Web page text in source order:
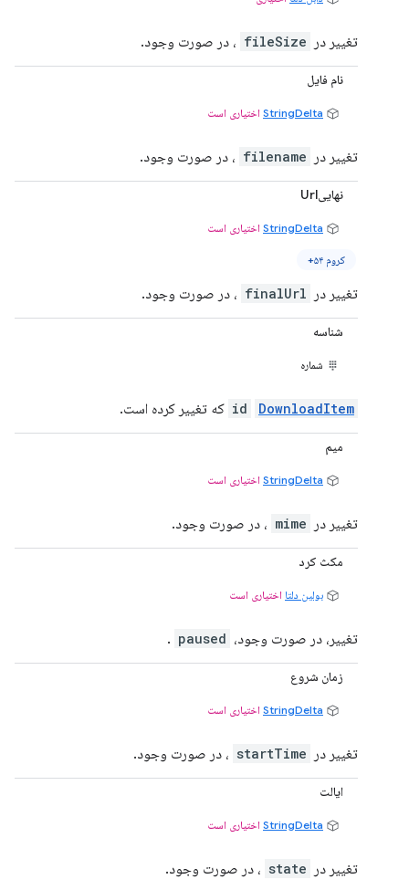
تغییر در fileSize ، در صورت وجود.
نام فایل
StringDelta اختیاری است
تغییر در filename ، در صورت وجود.
نهاییUrl
StringDelta اختیاری است
کروم ۵۴+
تغییر در finalUrl ، در صورت وجود.
شناسه
شماره
id DownloadItem که تغییر کرده است.
میم
StringDelta اختیاری است
تغییر در mime ، در صورت وجود.
مکث کرد
بولین دلتا اختیاری است
تغییر، در صورت وجود، paused
.
زمان شروع
StringDelta اختیاری است
تغییر در startTime ، در صورت وجود.
ایالت
StringDelta اختیاری است
تغییر در state ، در صورت وجود.